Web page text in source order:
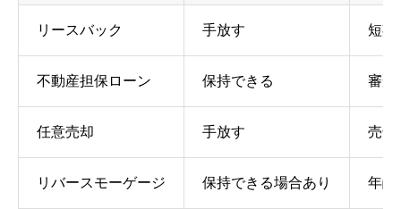
リースバック 手放す 短期
不動産担保ローン 保持できる 審査
任意売却 手放す 売却
リバースモーゲージ 保持できる場合あり 年齢